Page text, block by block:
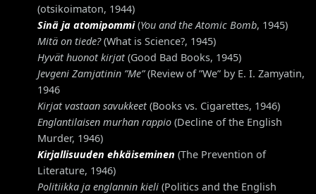
(otsikoimaton, 1944)
Sinä ja atomipommi (You and the Atomic Bomb, 1945)
Mitä on tiede?(What is Science?, 1945)
Hyvät huonot kirjat(Good Bad Books, 1945)
Jevgeni Zamjatinin ”Me”(Review of ”We” by E. I. Zamyatin,
1946
Kirjat vastaan savukkeet(Books vs. Cigarettes, 1946)
Englantilaisen murhan rappio (Decline of the English
Murder, 1946)
Kirjallisuuden ehkäiseminen (The Prevention of
Literature, 1946)
Politiikka ja englannin kieli (Politics and the English